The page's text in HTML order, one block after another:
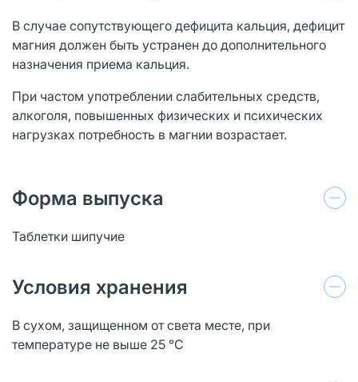
В случае сопутствующего дефицита кальция, дефицит
магния должен быть устранен до дополнительного
назначения приема кальция.
При частом употреблении слабительных средств,
алкоголя, повышенных физических и психических
нагрузках потребность в магнии возрастает.
Форма выпуска
Таблетки шипучие
Условия хранения
В сухом, защищенном от света месте, при
температуре не выше 25 °C